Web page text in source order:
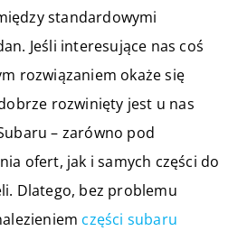
standardowymi
Jeśli interesujące nas coś
rozwiązaniem okaże się
rozwinięty jest u nas
– zarówno pod
ofert, jak i samych części do
Dlatego, bez problemu
części subaru